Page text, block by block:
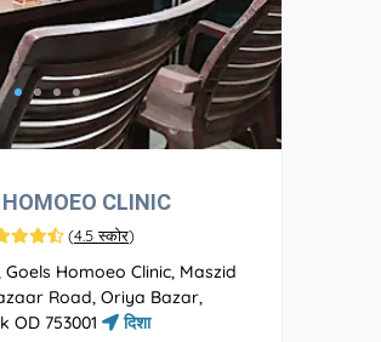
CLINIC
(4.5 स्कोर)
Homoeo Clinic, Maszid
Road, Oriya Bazar,
OD 753001
दिशा